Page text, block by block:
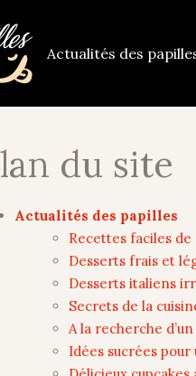
Actualités des
du site
Actualités des papilles
Recettes faciles
Desserts frais et
Desserts italiens
Secrets de la
A la recherche
Idées sucrées